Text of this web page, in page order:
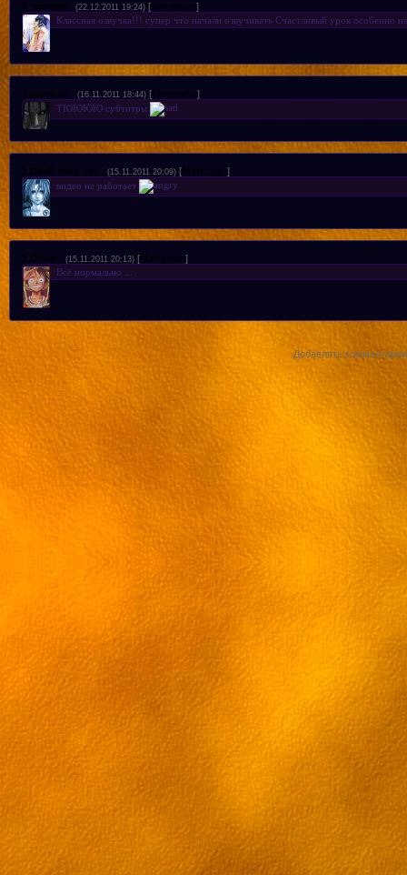
4 reontok (22.12.2011 19:24) [Материал ]
Классная озвучка!!! супер что начали озвучивать Счастливый урок
3 minigan (16.11.2011 18:44) [Материал ]
ТЮЮЮЮ субтитры
1 Devil_may_cry (15.11.2011 20:09) [Материал ]
видео не работает
2 Grom (15.11.2011 20:13) [Материал ]
Всё нормально ...
Добавлять